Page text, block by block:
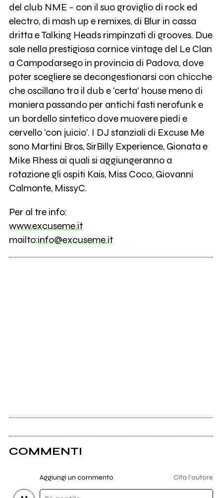
del club NME - con il suo groviglio di rock ed
electro, di mash up e remixes, di Blur in cassa
dritta e Talking Heads rimpinzati di grooves. Due
sale nella prestigiosa cornice vintage del Le Clan
a Campodarsego in provincia di Padova, dove
poter scegliere se decongestionarsi con chicche
che oscillano tra il dub e 'certa' house meno di
maniera passando per antichi fasti nerofunk e
un bordello sintetico dove muovere piedi e
cervello 'con juicio'. I DJ stanziali di Excuse Me
sono Martini Bros, SirBilly Experience, Gionata e
Mike Rhess ai quali si aggiungeranno a
rotazione gli ospiti Kais, Miss Coco, Giovanni
Calmonte, MissyC.
Per al tre info:
www.excuseme.it
mailto:info@excuseme.it
COMMENTI
Aggiungi un commento Cita l'autore